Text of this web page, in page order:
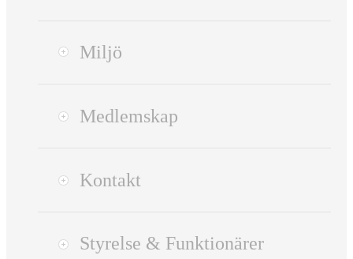
Miljö
Medlemskap
Kontakt
Styrelse & Funktionärer